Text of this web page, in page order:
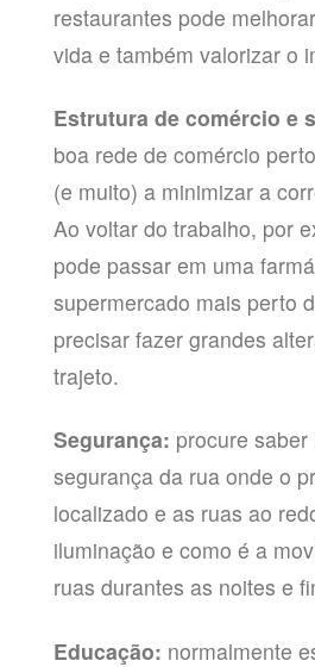
restaurantes pode
vida e também valorizar o
Estrutura de comércio e
boa rede de comércio
(e muito) a minimizar a
Ao voltar do trabalho, por
pode passar em uma
supermercado mais perto
precisar fazer grandes
trajeto.
Segurança: procure
segurança da rua onde o
localizado e as ruas ao
iluminação e como é a
ruas durantes as noites e
Educação: normalmente